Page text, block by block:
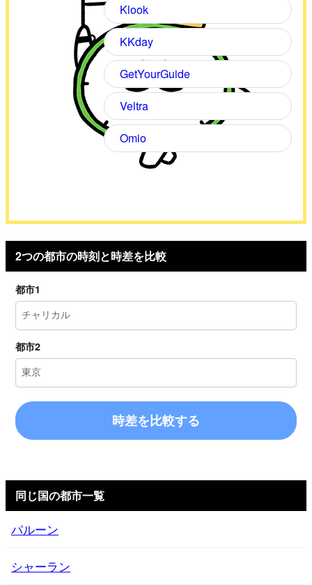
Klook
KKday
GetYourGuide
Veltra
Omio
2つの都市の時刻と時差を比較
都市1
都市2
時差を比較する
同じ国の都市一覧
パルーン
シャーラン